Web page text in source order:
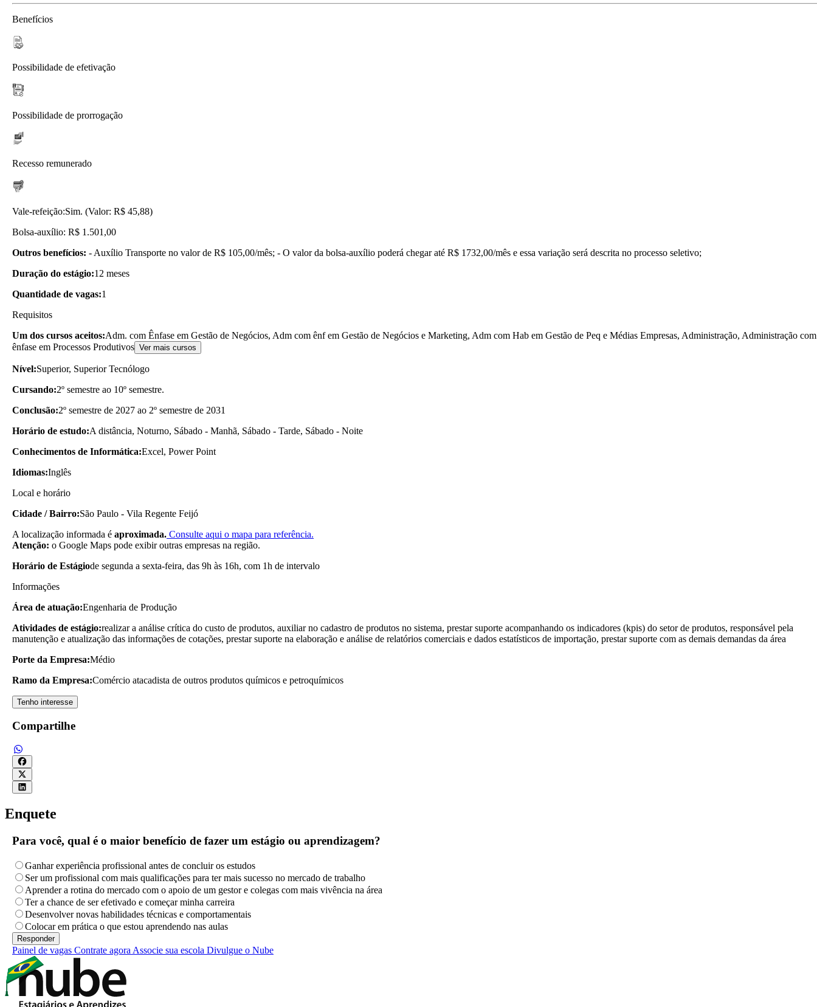
Benefícios
Possibilidade de efetivação
Possibilidade de prorrogação
Recesso remunerado
Vale-refeição:Sim. (Valor: R$ 45,88)
Bolsa-auxílio: R$ 1.501,00
Outros benefícios: - Auxílio Transporte no valor de R$ 105,00/mês; - O valor da bolsa-auxílio poderá chegar até R$ 1732,00/mês e essa variação será descrita no processo seletivo;
Duração do estágio:12 meses
Quantidade de vagas:1
Requisitos
Um dos cursos aceitos:Adm. com Ênfase em Gestão de Negócios, Adm com ênf em Gestão de Negócios e Marketing, Adm com Hab em Gestão de Peq e Médias Empresas, Administração, Administração com
ênfase em Processos Produtivos Ver mais cursos
Nível:Superior, Superior Tecnólogo
Cursando:2º semestre ao 10º semestre.
Conclusão:2º semestre de 2027 ao 2º semestre de 2031
Horário de estudo:A distância, Noturno, Sábado - Manhã, Sábado - Tarde, Sábado - Noite
Conhecimentos de Informática:Excel, Power Point
Idiomas:Inglês
Local e horário
Cidade / Bairro:São Paulo - Vila Regente Feijó
A localização informada é aproximada. Consulte aqui o mapa para referência.
Atenção: o Google Maps pode exibir outras empresas na região.
Horário de Estágiode segunda a sexta-feira, das 9h às 16h, com 1h de intervalo
Informações
Área de atuação:Engenharia de Produção
Atividades de estágio:realizar a análise crítica do custo de produtos, auxiliar no cadastro de produtos no sistema, prestar suporte acompanhando os indicadores (kpis) do setor de produtos, responsável pela
manutenção e atualização das informações de cotações, prestar suporte na elaboração e análise de relatórios comerciais e dados estatísticos de importação, prestar suporte com as demais demandas da área
Porte da Empresa:Médio
Ramo da Empresa:Comércio atacadista de outros produtos químicos e petroquímicos
Tenho interesse
Compartilhe
Enquete
Para você, qual é o maior benefício de fazer um estágio ou aprendizagem?
Ganhar experiência profissional antes de concluir os estudos
Ser um profissional com mais qualificações para ter mais sucesso no mercado de trabalho
Aprender a rotina do mercado com o apoio de um gestor e colegas com mais vivência na área
Ter a chance de ser efetivado e começar minha carreira
Desenvolver novas habilidades técnicas e comportamentais
Colocar em prática o que estou aprendendo nas aulas
Painel de vagas Contrate agora Associe sua escola Divulgue o Nube